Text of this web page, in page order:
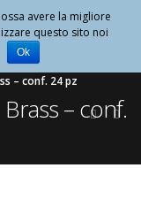
– conf. 24 pz
– conf.
avere la migliore
questo sito noi
Ok